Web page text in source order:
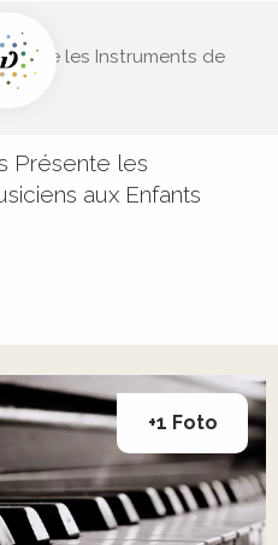
les Instruments de
Présente les
aux Enfants
+1 Foto